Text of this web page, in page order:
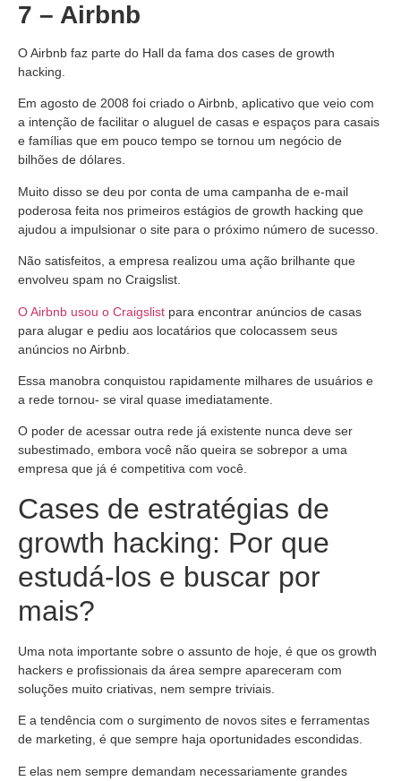
7 – Airbnb
O Airbnb faz parte do Hall da fama dos cases de growth
hacking.
Em agosto de 2008 foi criado o Airbnb, aplicativo que veio com
a intenção de facilitar o aluguel de casas e espaços para casais
e famílias que em pouco tempo se tornou um negócio de
bilhões de dólares.
Muito disso se deu por conta de uma campanha de e-mail
poderosa feita nos primeiros estágios de growth hacking que
ajudou a impulsionar o site para o próximo número de sucesso.
Não satisfeitos, a empresa realizou uma ação brilhante que
envolveu spam no Craigslist.
O Airbnb usou o Craigslist para encontrar anúncios de casas
para alugar e pediu aos locatários que colocassem seus
anúncios no Airbnb.
Essa manobra conquistou rapidamente milhares de usuários e
a rede tornou- se viral quase imediatamente.
O poder de acessar outra rede já existente nunca deve ser
subestimado, embora você não queira se sobrepor a uma
empresa que já é competitiva com você.
Cases de estratégias de
growth hacking: Por que
estudá-los e buscar por
mais?
Uma nota importante sobre o assunto de hoje, é que os growth
hackers e profissionais da área sempre apareceram com
soluções muito criativas, nem sempre triviais.
E a tendência com o surgimento de novos sites e ferramentas
de marketing, é que sempre haja oportunidades escondidas.
E elas nem sempre demandam necessariamente grandes